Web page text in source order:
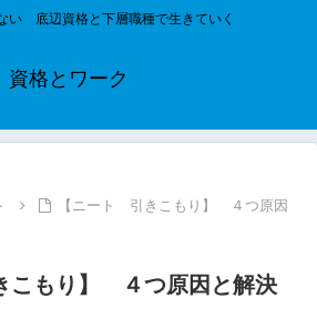
い 底辺資格と下層職種で生きていく
資格とワーク
【ニート 引きこもり】 ４つ原因
こもり】 ４つ原因と解決